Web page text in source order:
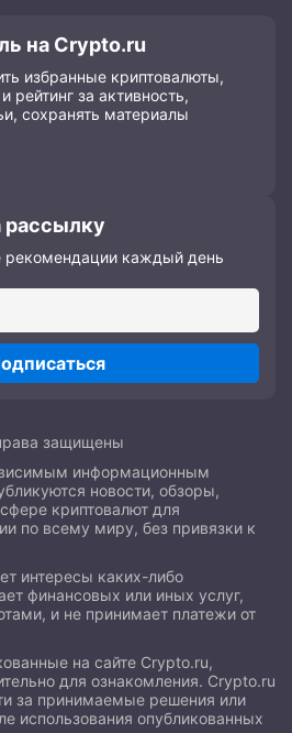
на Crypto.ru
избранные криптовалюты,
рейтинг за активность,
сохранять материалы
рассылку
рекомендации каждый день
защищены
информационным
новости, обзоры,
криптовалют для
по всему миру, без привязки к
интересы каких-либо
финансовых или иных услуг,
и не принимает платежи от
на сайте Crypto.ru,
для ознакомления. Crypto.ru
за принимаемые решения или
использования опубликованных